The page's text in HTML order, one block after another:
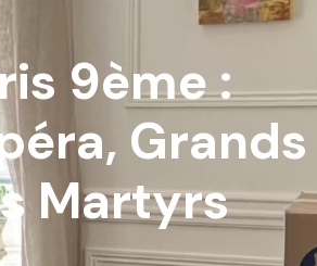
9ème :
Grands
Martyrs